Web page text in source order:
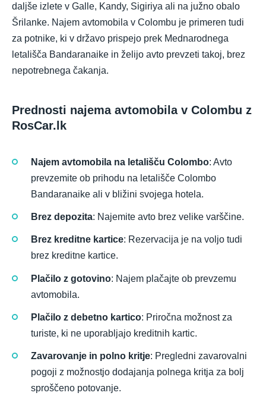
daljše izlete v Galle, Kandy, Sigiriya ali na južno obalo
Šrilanke. Najem avtomobila v Colombu je primeren tudi
za potnike, ki v državo prispejo prek Mednarodnega
letališča Bandaranaike in želijo avto prevzeti takoj, brez
nepotrebnega čakanja.
Prednosti najema avtomobila v Colombu z
RosCar.lk
Najem avtomobila na letališču Colombo: Avto
prevzemite ob prihodu na letališče Colombo
Bandaranaike ali v bližini svojega hotela.
Brez depozita: Najemite avto brez velike varščine.
Brez kreditne kartice: Rezervacija je na voljo tudi
brez kreditne kartice.
Plačilo z gotovino: Najem plačajte ob prevzemu
avtomobila.
Plačilo z debetno kartico: Priročna možnost za
turiste, ki ne uporabljajo kreditnih kartic.
Zavarovanje in polno kritje: Pregledni zavarovalni
pogoji z možnostjo dodajanja polnega kritja za bolj
sproščeno potovanje.